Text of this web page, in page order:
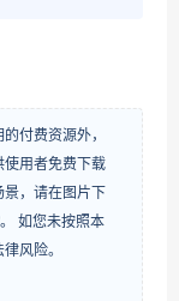
付费资源外，
使用者免费下载
景，请在图片下
如您未按照本
风险。